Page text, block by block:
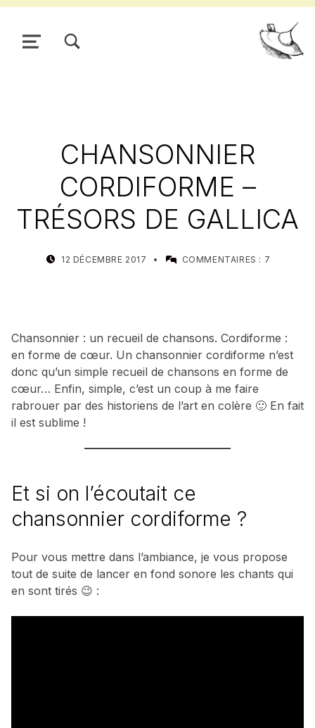
Pour
MENU
CHANSONNIER
CORDIFORME –
TRÉSORS DE GALLICA
POSTED ON:
12 DÉCEMBRE 2017 WRITTEN BY:
MEALIN
COMMENTAIRES : 7
Chansonnier : un recueil de chansons. Cordiforme :
en forme de cœur. Un chansonnier cordiforme n’est
donc qu’un simple recueil de chansons en forme de
cœur… Enfin, simple, c’est un coup à me faire
rabrouer par des historiens de l’art en colère 🙂 En fait
il est sublime !
Et si on l’écoutait ce
chansonnier cordiforme ?
Pour vous mettre dans l’ambiance, je vous propose
tout de suite de lancer en fond sonore les chants qui
en sont tirés 😉 :